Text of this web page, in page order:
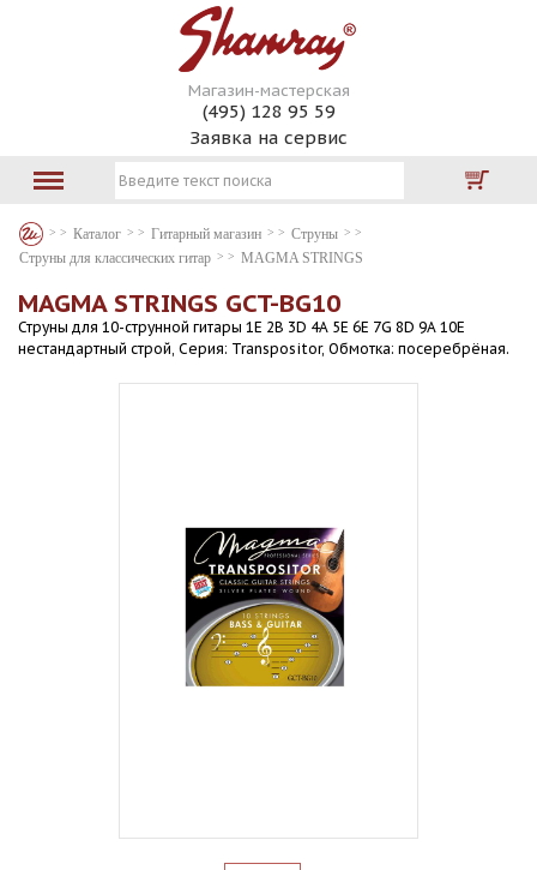
Магазин-мастерская
(495) 128 95 59
Заявка на сервис
Каталог Гитарный магазин
Струны
Струны для классических гитар
MAGMA STRINGS
MAGMA STRINGS GCT-BG10
Струны для 10-струнной гитары 1E 2B 3D 4A 5E 6E 7G 8D 9A 10E
нестандартный строй, Серия: Transpositor, Обмотка: посеребрёная.